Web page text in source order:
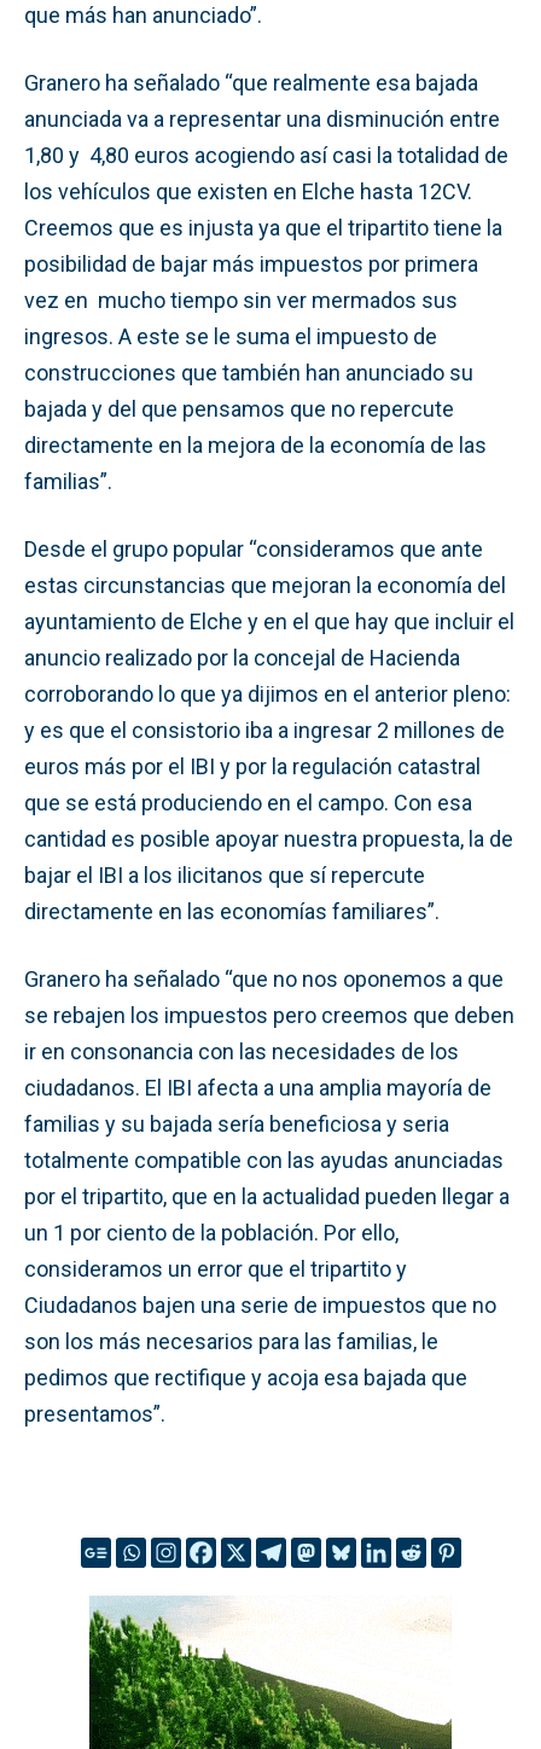
que más han anunciado”.
Granero ha señalado “que realmente esa bajada
anunciada va a representar una disminución entre
1,80 y 4,80 euros acogiendo así casi la totalidad de
los vehículos que existen en Elche hasta 12CV.
Creemos que es injusta ya que el tripartito tiene la
posibilidad de bajar más impuestos por primera
vez en mucho tiempo sin ver mermados sus
ingresos. A este se le suma el impuesto de
construcciones que también han anunciado su
bajada y del que pensamos que no repercute
directamente en la mejora de la economía de las
familias”.
Desde el grupo popular “consideramos que ante
estas circunstancias que mejoran la economía del
ayuntamiento de Elche y en el que hay que incluir el
anuncio realizado por la concejal de Hacienda
corroborando lo que ya dijimos en el anterior pleno:
y es que el consistorio iba a ingresar 2 millones de
euros más por el IBI y por la regulación catastral
que se está produciendo en el campo. Con esa
cantidad es posible apoyar nuestra propuesta, la de
bajar el IBI a los ilicitanos que sí repercute
directamente en las economías familiares”.
Granero ha señalado “que no nos oponemos a que
se rebajen los impuestos pero creemos que deben
ir en consonancia con las necesidades de los
ciudadanos. El IBI afecta a una amplia mayoría de
familias y su bajada sería beneficiosa y seria
totalmente compatible con las ayudas anunciadas
por el tripartito, que en la actualidad pueden llegar a
un 1 por ciento de la población. Por ello,
consideramos un error que el tripartito y
Ciudadanos bajen una serie de impuestos que no
son los más necesarios para las familias, le
pedimos que rectifique y acoja esa bajada que
presentamos”.